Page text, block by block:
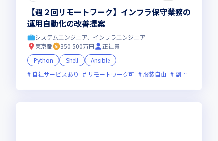
【週２回リモートワーク】インフラ保守業務の
運用自動化の改善提案
システムエンジニア、インフラエンジニア
東京都
350-500万円
正社員
Python
Shell
Ansible
自社サービスあり
リモートワーク可 服装自由 副業可